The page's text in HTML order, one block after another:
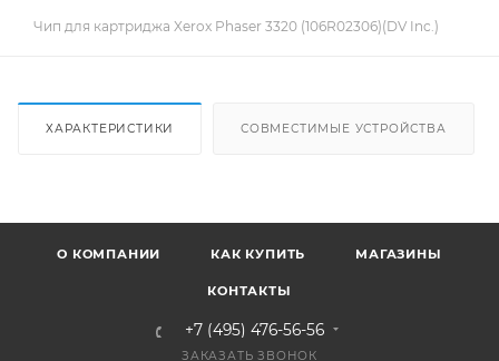
Чип для картриджа Xerox Phaser 3320 (106R02306)(DV Inc.)
ХАРАКТЕРИСТИКИ СОВМЕСТИМЫЕ УСТРОЙСТВА
О КОМПАНИИ КАК КУПИТЬ МАГАЗИНЫ
КОНТАКТЫ
+7 (495) 476-56-56
ЗАКАЗАТЬ ЗВОНОК